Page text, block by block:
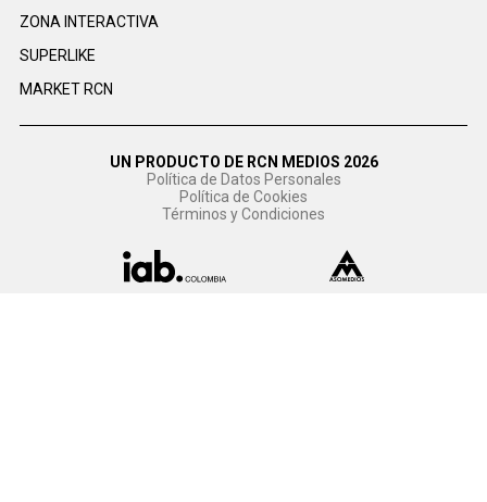
ZONA INTERACTIVA
SUPERLIKE
MARKET RCN
UN PRODUCTO DE RCN MEDIOS 2026
Política de Datos Personales
Política de Cookies
Términos y Condiciones